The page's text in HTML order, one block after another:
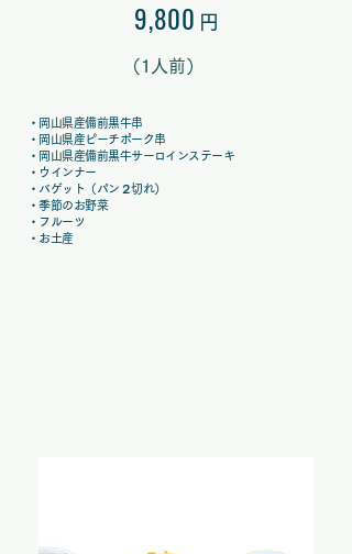
9,800 円
（ 1人前）
・岡山県産備前黒牛串
・岡山県産ピーチポーク串
・岡山県産備前黒牛サーロインステーキ
・ウインナー
・バゲット（パン２切れ）
・季節のお野菜
・フルーツ
・お土産